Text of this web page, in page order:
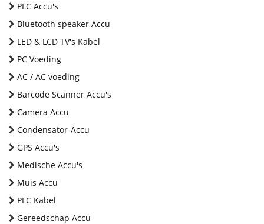
PLC Accu's
Bluetooth speaker Accu
LED & LCD TV's Kabel
PC Voeding
AC / AC voeding
Barcode Scanner Accu's
Camera Accu
Condensator-Accu
GPS Accu's
Medische Accu's
Muis Accu
PLC Kabel
Gereedschap Accu